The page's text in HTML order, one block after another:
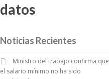
datos
Noticias Recientes
Ministro del trabajo confirma que
el salario mínimo no ha sido